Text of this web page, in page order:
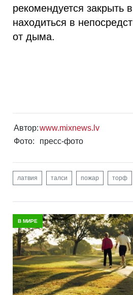
рекомендуется закрыть
находиться в
от дыма.
Автор:www.mixnews.lv
Фото:
пресс-фото
латвия талси пожар торф
В МИРЕ